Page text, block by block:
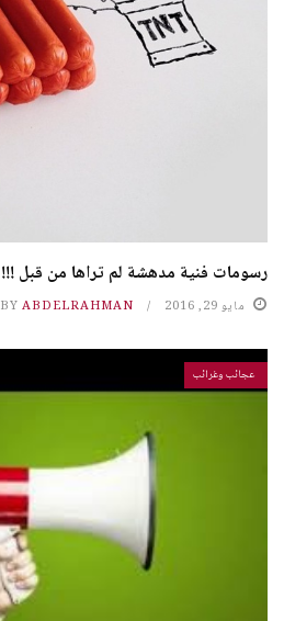
رسومات فنية مدهشة لم تراها من قبل !!!
مايو 29, 2016 BY ABDELRAHMAN
عجائب وغرائب